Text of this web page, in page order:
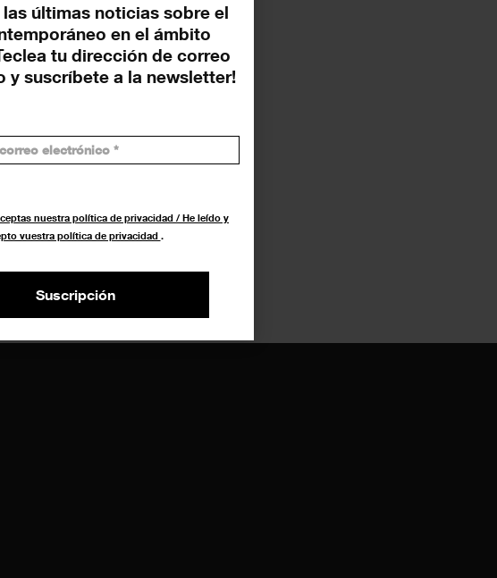
últimas noticias sobre el
en el ámbito
tu dirección de correo
y suscríbete a la newsletter!
nuestra política de privacidad / He leído y
vuestra política de privacidad .
Suscripción